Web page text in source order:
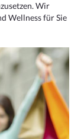
Wir
Wellness für Sie